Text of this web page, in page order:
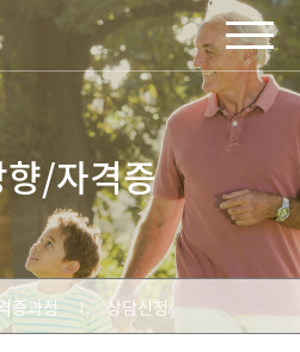
/자격증
증과정 상담신청